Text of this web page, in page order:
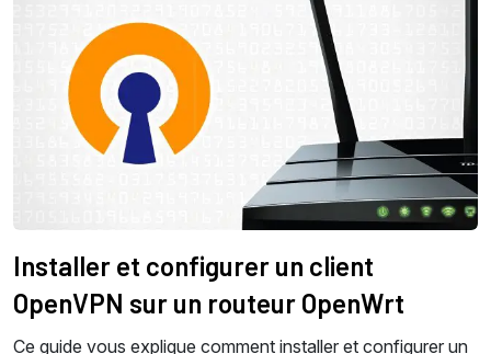
Installer et configurer un client
OpenVPN sur un routeur OpenWrt
Ce guide vous explique comment installer et configurer un